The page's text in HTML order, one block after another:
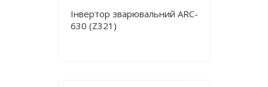
Інвертор зварювальний ARC-
630 (Z321)